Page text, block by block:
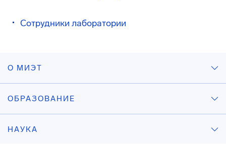
Сотрудники лаборатории
О МИЭТ
ОБРАЗОВАНИЕ
НАУКА